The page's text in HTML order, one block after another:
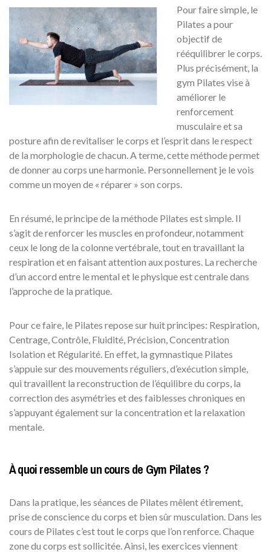
Pour faire simple, le
Pilates a pour
objectif de
rééquilibrer le corps.
Plus précisément, la
gym Pilates vise à
améliorer le
renforcement
musculaire et sa
posture afin de revitaliser le corps et l’esprit dans le respect
de la morphologie de chacun. A terme, cette méthode permet
de donner au corps une harmonie. Personnellement je le vois
comme un moyen de « réparer » son corps.
En résumé, le principe de la méthode Pilates est simple. Il
s’agit de renforcer les muscles en profondeur, notamment
ceux le long de la colonne vertébrale, tout en travaillant la
respiration et en faisant attention aux postures. La recherche
d’un accord entre le mental et le physique est centrale dans
l’approche de la pratique.
Pour ce faire, le Pilates repose sur huit principes: Respiration,
Centrage, Contrôle, Fluidité, Précision, Concentration
Isolation et Régularité. En effet, la gymnastique Pilates
s’appuie sur des mouvements réguliers, d’exécution simple,
qui travaillent la reconstruction de l’équilibre du corps, la
correction des asymétries et des faiblesses chroniques en
s’appuyant également sur la concentration et la relaxation
mentale.
À quoi ressemble un cours de Gym Pilates ?
Dans la pratique, les séances de Pilates mêlent étirement,
prise de conscience du corps et bien sûr musculation. Dans les
cours de Pilates c’est tout le corps que l’on renforce. Chaque
zone du corps est sollicitée. Ainsi, les exercices viennent